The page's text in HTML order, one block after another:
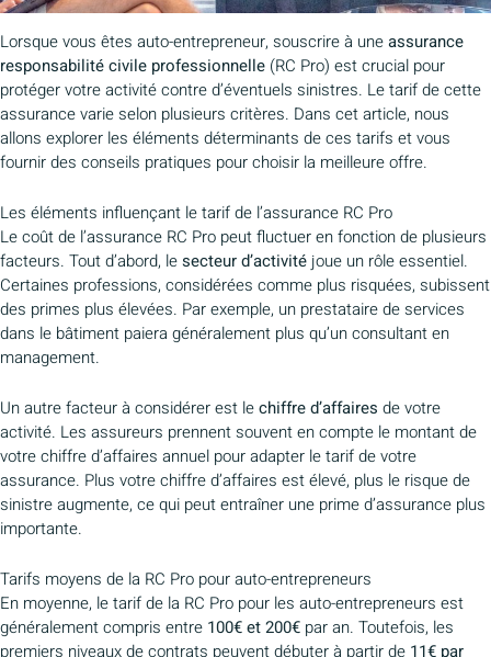
Lorsque vous êtes auto-entrepreneur, souscrire à uneassurance
responsabilité civile professionnelle (RC Pro) est crucial pour
protéger votre activité contre d’éventuels sinistres. Le tarif de cette
assurance varie selon plusieurs critères. Dans cet article, nous
allons explorer les éléments déterminants de ces tarifs et vous
fournir des conseils pratiques pour choisir la meilleure offre.
Les éléments influençant le tarif de l’assurance RC Pro
Le coût de l’assurance RC Pro peut fluctuer en fonction de plusieurs
facteurs. Tout d’abord, lesecteur d’activité joue un rôle essentiel.
Certaines professions, considérées comme plus risquées, subissent
des primes plus élevées. Par exemple, un prestataire de services
dans le bâtiment paiera généralement plus qu’un consultant en
management.
Un autre facteur à considérer est lechiffre d’affaires de votre
activité. Les assureurs prennent souvent en compte le montant de
votre chiffre d’affaires annuel pour adapter le tarif de votre
assurance. Plus votre chiffre d’affaires est élevé, plus le risque de
sinistre augmente, ce qui peut entraîner une prime d’assurance plus
importante.
Tarifs moyens de la RC Pro pour auto-entrepreneurs
En moyenne, le tarif de la RC Pro pour les auto-entrepreneurs est
généralement compris entre 100€ et 200€ par an. Toutefois, les
premiers niveaux de contrats peuvent débuter à partir de 11€ par